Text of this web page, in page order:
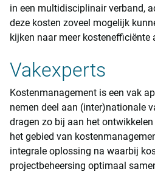
in een multidisciplinair verband,
deze kosten zoveel mogelijk
kijken naar meer kostenefficiënte
Vakexperts
Kostenmanagement is een vak
nemen deel aan (inter)nationale
dragen zo bij aan het
het gebied van
integrale oplossing na waarbij
projectbeheersing optimaal